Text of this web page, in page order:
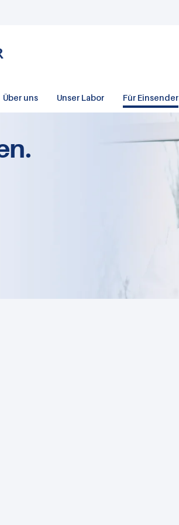
Über uns Unser Labor Für Einsender